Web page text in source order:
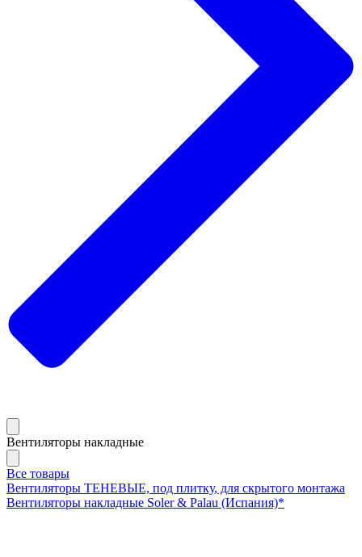
Вентиляторы накладные
Все товары
Вентиляторы ТЕНЕВЫЕ, под плитку, для скрытого монтажа
Вентиляторы накладные Soler & Palau (Испания)*